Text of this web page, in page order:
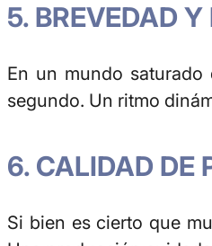
5. BREVEDAD
En un mundo
segundo. Un ritmo
6. CALIDAD DE
Si bien es cierto que